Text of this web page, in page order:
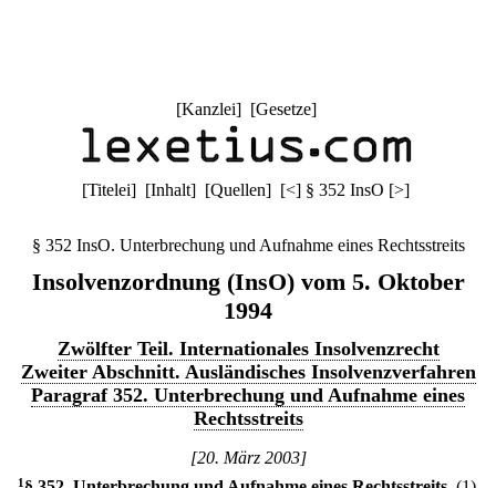
[Kanzlei] [Gesetze]
[Titelei] [Inhalt] [Quellen] [<] § 352 InsO [>]
§ 352 InsO. Unterbrechung und Aufnahme eines Rechtsstreits
Insolvenzordnung (InsO) vom 5. Oktober
1994
Zwölfter Teil. Internationales Insolvenzrecht
Zweiter Abschnitt. Ausländisches Insolvenzverfahren
Paragraf 352. Unterbrechung und Aufnahme eines
Rechtsstreits
[20. März 2003]
1